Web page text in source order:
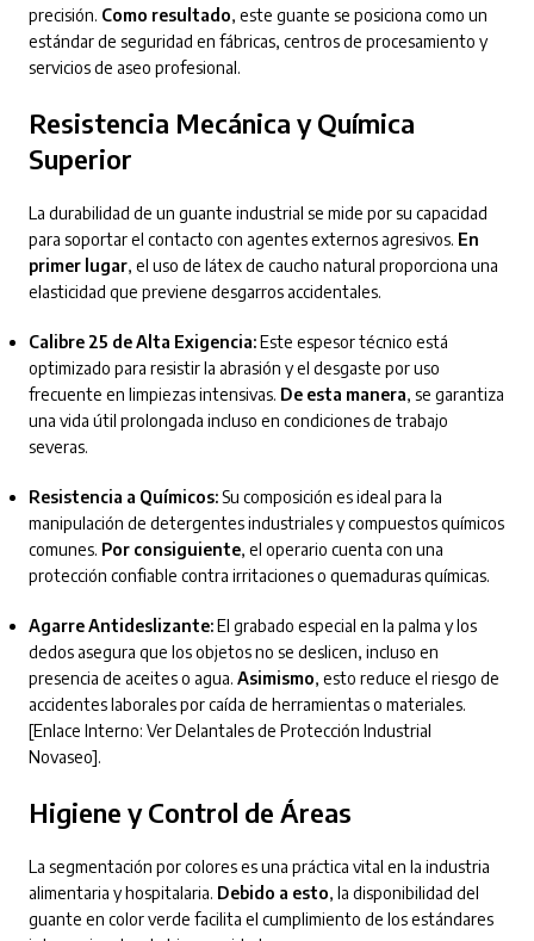
precisión. Como resultado, este guante se posiciona como un
estándar de seguridad en fábricas, centros de procesamiento y
servicios de aseo profesional.
Resistencia Mecánica y Química
Superior
La durabilidad de un guante industrial se mide por su capacidad
para soportar el contacto con agentes externos agresivos. En
primer lugar, el uso de látex de caucho natural proporciona una
elasticidad que previene desgarros accidentales.
Calibre 25 de Alta Exigencia:Este espesor técnico está
optimizado para resistir la abrasión y el desgaste por uso
frecuente en limpiezas intensivas. De esta manera, se garantiza
una vida útil prolongada incluso en condiciones de trabajo
severas.
Resistencia a Químicos:Su composición es ideal para la
manipulación de detergentes industriales y compuestos químicos
comunes. Por consiguiente, el operario cuenta con una
protección confiable contra irritaciones o quemaduras químicas.
Agarre Antideslizante:El grabado especial en la palma y los
dedos asegura que los objetos no se deslicen, incluso en
presencia de aceites o agua. Asimismo, esto reduce el riesgo de
accidentes laborales por caída de herramientas o materiales.
[Enlace Interno: Ver Delantales de Protección Industrial
Novaseo].
Higiene y Control de Áreas
La segmentación por colores es una práctica vital en la industria
alimentaria y hospitalaria. Debido a esto, la disponibilidad del
guante en color verde facilita el cumplimiento de los estándares